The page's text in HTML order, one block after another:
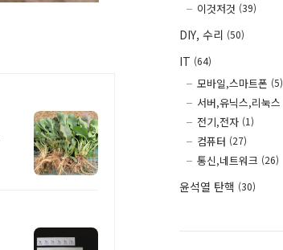
이것저것 (39)
DIY, 수리 (50)
IT (64)
모바일,스마트폰 (5)
서버,유닉스,리눅스
전기,전자 (1)
컴퓨터 (27)
통신,네트워크 (26)
윤석열 탄핵 (30)